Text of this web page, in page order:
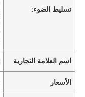
تسليط الضوء:
اسم العلامة التجارية
الأسعار